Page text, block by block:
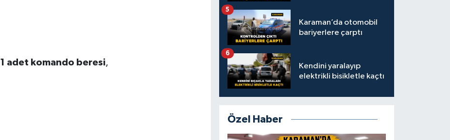
1 adet komando beresi,
Karaman’da otomobil
bariyerlere çarptı
5
Kendini yaralayıp
elektrikli bisikletle kaçtı
6
Özel Haber